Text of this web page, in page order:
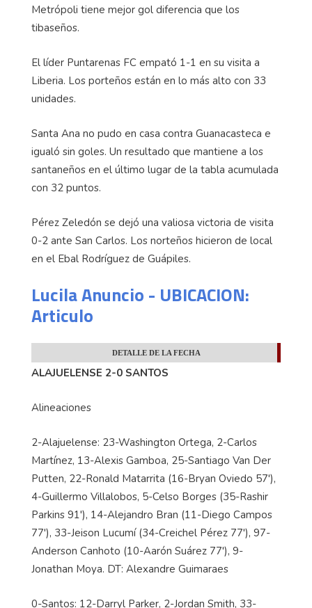
Metrópoli tiene mejor gol diferencia que los
tibaseños.
El líder Puntarenas FC empató 1-1 en su visita a
Liberia. Los porteños están en lo más alto con 33
unidades.
Santa Ana no pudo en casa contra Guanacasteca e
igualó sin goles. Un resultado que mantiene a los
santaneños en el último lugar de la tabla acumulada
con 32 puntos.
Pérez Zeledón se dejó una valiosa victoria de visita
0-2 ante San Carlos. Los norteños hicieron de local
en el Ebal Rodríguez de Guápiles.
Lucila Anuncio - UBICACION:
Articulo
DETALLE DE LA FECHA
ALAJUELENSE 2-0 SANTOS
Alineaciones
2-Alajuelense: 23-Washington Ortega, 2-Carlos
Martínez, 13-Alexis Gamboa, 25-Santiago Van Der
Putten, 22-Ronald Matarrita (16-Bryan Oviedo 57'),
4-Guillermo Villalobos, 5-Celso Borges (35-Rashir
Parkins 91'), 14-Alejandro Bran (11-Diego Campos
77'), 33-Jeison Lucumí (34-Creichel Pérez 77'), 97-
Anderson Canhoto (10-Aarón Suárez 77'), 9-
Jonathan Moya. DT: Alexandre Guimaraes
0-Santos: 12-Darryl Parker, 2-Jordan Smith, 33-